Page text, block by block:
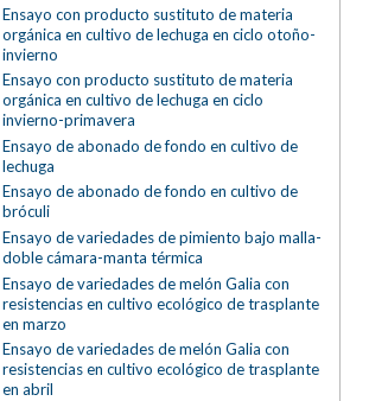
Ensayo con producto sustituto de materia
orgánica en cultivo de lechuga en ciclo otoño-
invierno
Ensayo con producto sustituto de materia
orgánica en cultivo de lechuga en ciclo
invierno-primavera
Ensayo de abonado de fondo en cultivo de
lechuga
Ensayo de abonado de fondo en cultivo de
bróculi
Ensayo de variedades de pimiento bajo malla-
doble cámara-manta térmica
Ensayo de variedades de melón Galia con
resistencias en cultivo ecológico de trasplante
en marzo
Ensayo de variedades de melón Galia con
resistencias en cultivo ecológico de trasplante
en abril